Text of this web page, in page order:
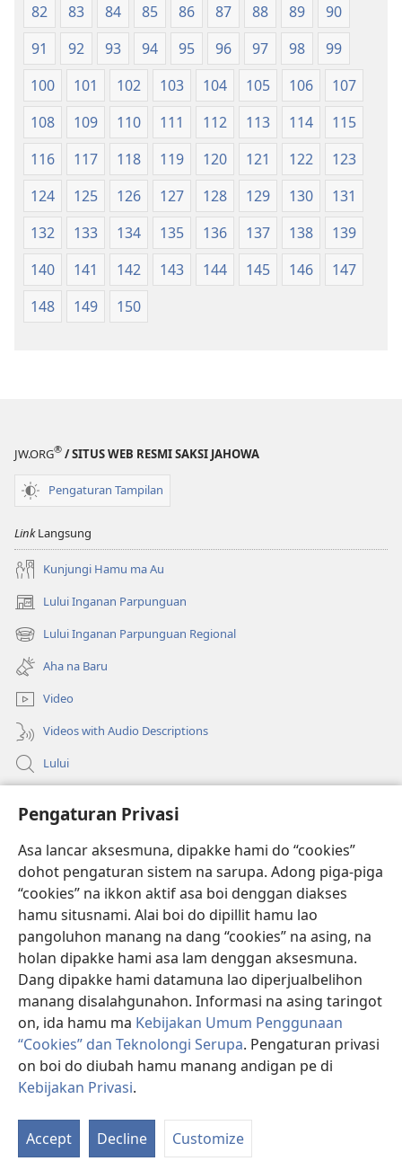
Pengaturan Privasi
Asa lancar aksesmuna, dipakke hami do “cookies”
dohot pengaturan sistem na sarupa. Adong piga-piga
“cookies” na ikkon aktif asa boi denggan diakses
hamu situsnami. Alai boi do dipillit hamu lao
pangoluhon manang na dang “cookies” na asing, na
holan dipakke hami asa lam denggan aksesmuna.
Dang dipakke hami datamuna lao diperjualbelihon
manang disalahgunahon. Informasi na asing taringot
on, ida hamu ma Kebijakan Umum Penggunaan
“Cookies” dan Teknolongi Serupa. Pengaturan privasi
on boi do diubah hamu manang andigan pe di
Kebijakan Privasi.
Accept Decline Customize
82
83 84 85 86 87 88 89
90
91
92 93 94 95 96 97 98
99
100
101 102 103 104 105 106
107
108
109 110 111 112 113 114
115
116
117 118 119 120 121 122
123
124
125 126 127 128 129 130
131
132
133 134 135 136 137 138
139
140
141 142 143 144 145 146
147
148
149 150
JW.ORG® / SITUS WEB RESMI SAKSI JAHOWA
Pengaturan Tampilan
LinkLangsung
Kunjungi Hamu ma Au
Lului Inganan Parpunguan
(opens
new
window)
Lului Inganan Parpunguan Regional
(opens
new
window)
Aha na Baru
Video
Videos with Audio Descriptions
Lului
(opens
new
PERPUSTAKAAN ONLINE Joujou Paboahon™
(opens
new
window)JW Hub
(opens
new
window)JW Library ®
Copyright© 2026 Watch Tower Bible and Tract Society of Pennsylvania.
ATURAN LAO MAMAKKE